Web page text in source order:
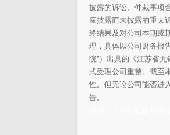
披露的诉讼、仲裁事
应披露而未披露的重
终结果及对公司本期或
理，具体以公司财务报
院”）出具的《江苏省
式受理公司重整。截至
性。但无论公司能否
告。 无锡雪浪